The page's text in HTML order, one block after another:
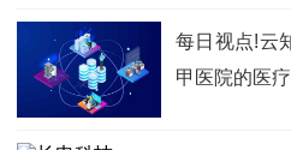
每日视点!云
甲医院的医